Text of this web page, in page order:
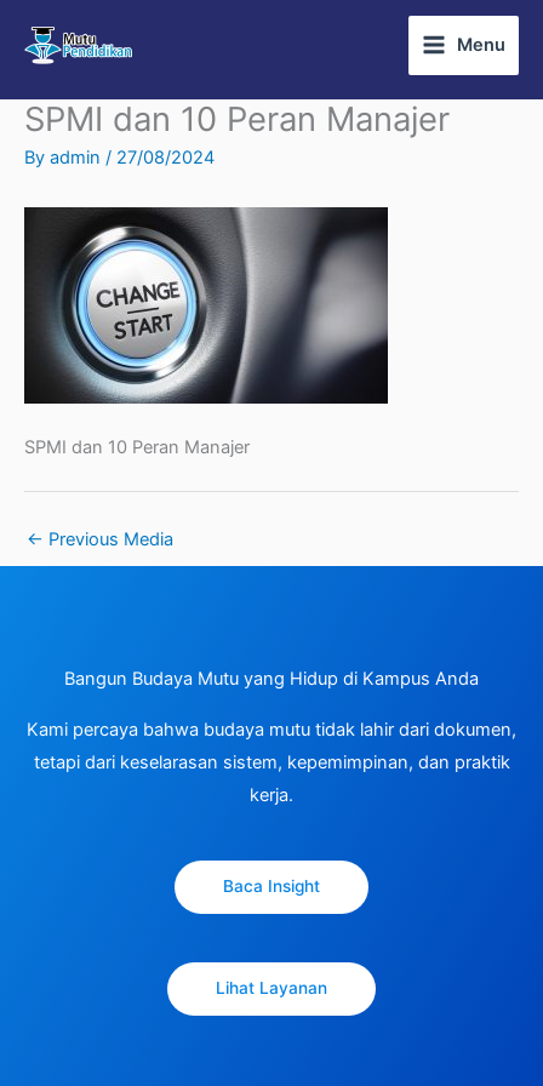
Menu
SPMI dan 10 Peran Manajer
By admin / 27/08/2024
SPMI dan 10 Peran Manajer
← Previous Media
Bangun Budaya Mutu yang Hidup di Kampus Anda
Kami percaya bahwa budaya mutu tidak lahir dari dokumen,
tetapi dari keselarasan sistem, kepemimpinan, dan praktik
kerja.
Baca Insight
Lihat Layanan